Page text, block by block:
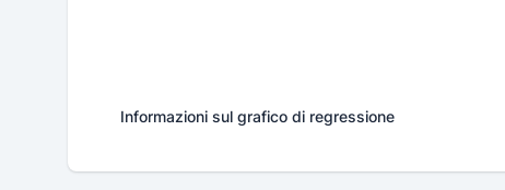
Informazioni sul grafico di regressione